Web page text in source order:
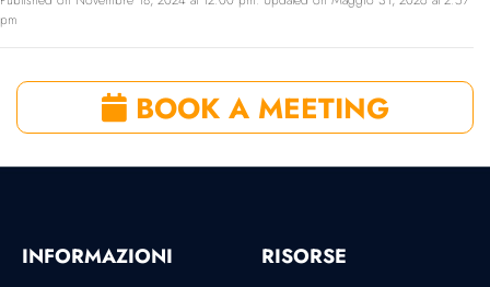
pm
BOOK A MEETING
INFORMAZIONI RISORSE